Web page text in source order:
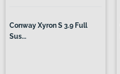
Conway Xyron S 3.9 Full
Sus...